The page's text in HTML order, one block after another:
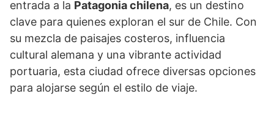
entrada a la Patagonia chilena, es un destino
clave para quienes exploran el sur de Chile. Con
su mezcla de paisajes costeros, influencia
cultural alemana y una vibrante actividad
portuaria, esta ciudad ofrece diversas opciones
para alojarse según el estilo de viaje.